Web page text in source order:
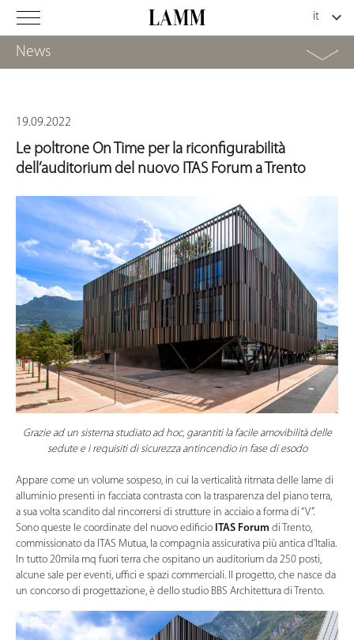
News
19.09.2022
Le poltrone On Time per la riconfigurabilità
dell’auditorium del nuovo ITAS Forum a Trento
Grazie ad un sistema studiato ad hoc, garantiti la facile amovibilità delle
sedute e i requisiti di sicurezza antincendio in fase di esodo
Appare come un volume sospeso, in cui la verticalità ritmata delle lame di
alluminio presenti in facciata contrasta con la trasparenza del piano terra,
a sua volta scandito dal rincorrersi di strutture in acciaio a forma di “V”.
Sono queste le coordinate del nuovo edificio ITAS Forum di Trento,
commissionato da ITAS Mutua, la compagnia assicurativa più antica d’Italia.
In tutto 20mila mq fuori terra che ospitano un auditorium da 250 posti,
alcune sale per eventi, uffici e spazi commerciali. Il progetto, che nasce da
un concorso di progettazione, è dello studio BBS Architettura di Trento.